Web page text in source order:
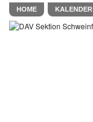
HOME KALENDER